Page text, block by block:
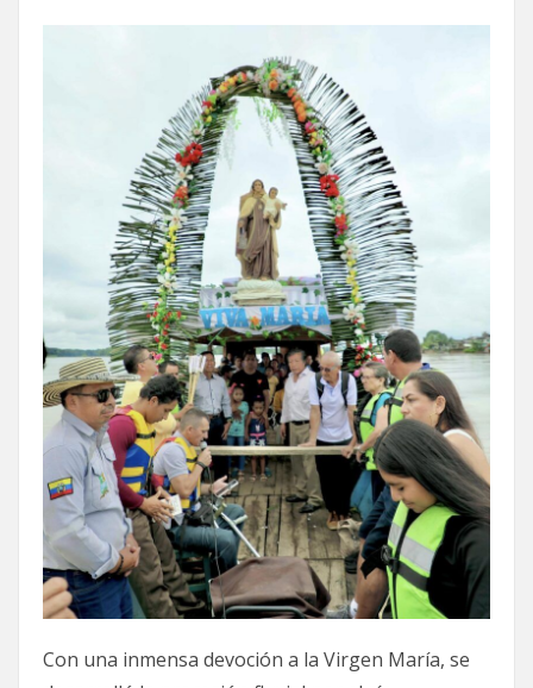
Con una inmensa devoción a la Virgen María, se